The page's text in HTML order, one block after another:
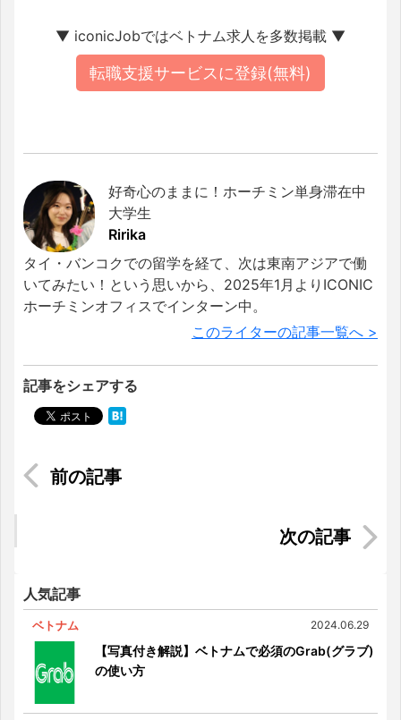
▼ iconicJobではベトナム求人を多数掲載 ▼
転職支援サービスに登録(無料)
好奇心のままに！ホーチミン単身滞在中
大学生
Ririka
タイ・バンコクでの留学を経て、次は東南アジアで働
いてみたい！という思いから、2025年1月よりICONIC
ホーチミンオフィスでインターン中。
このライターの記事一覧へ >
記事をシェアする
人気ベトナム料理の歴史や誕生秘話を徹底解説！
【2025年版】ベトナムで買うべきお土産「STAR
人気記事
ベトナム 2024.06.29
【写真付き解説】ベトナムで必須のGrab(グラブ)
の使い方